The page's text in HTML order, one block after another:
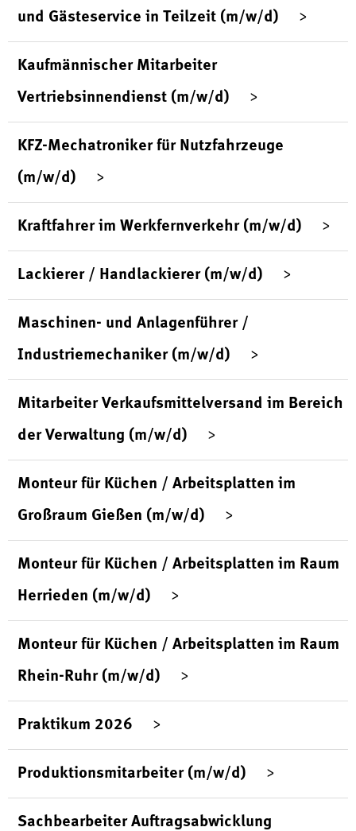
und Gästeservice in Teilzeit (m/w/d)
Kaufmännischer Mitarbeiter
Vertriebsinnendienst (m/w/d)
KFZ-Mechatroniker für Nutzfahrzeuge
(m/w/d)
Kraftfahrer im Werkfernverkehr (m/w/d)
Lackierer / Handlackierer (m/w/d)
Maschinen- und Anlagenführer /
Industriemechaniker (m/w/d)
Mitarbeiter Verkaufsmittelversand im Bereich
der Verwaltung (m/w/d)
Monteur für Küchen / Arbeitsplatten im
Großraum Gießen (m/w/d)
Monteur für Küchen / Arbeitsplatten im Raum
Herrieden (m/w/d)
Monteur für Küchen / Arbeitsplatten im Raum
Rhein-Ruhr (m/w/d)
Praktikum 2026
Produktionsmitarbeiter (m/w/d)
Sachbearbeiter Auftragsabwicklung